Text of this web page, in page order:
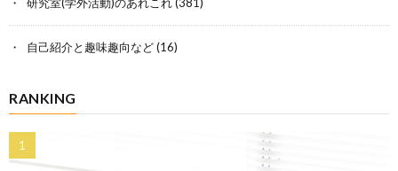
自己紹介と趣味趣向など(16)
RANKING